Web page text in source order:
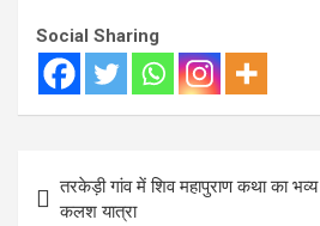
Social Sharing
navigation
तरकेड़ी गांव में शिव महापुराण कथा का
कलश यात्रा